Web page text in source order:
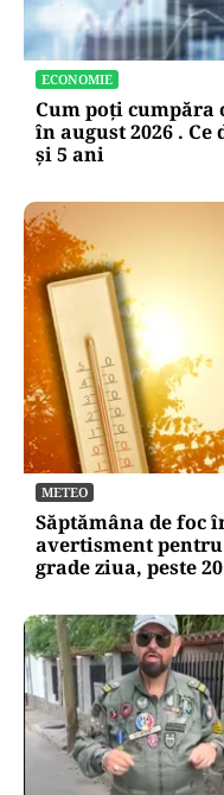
ECONOMIE
Cum poți
în august 2026 .
și 5 ani
METEO
Săptămâna de foc
avertisment pentru
grade ziua, peste